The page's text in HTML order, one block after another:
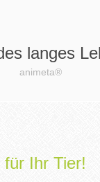
langes
animeta®
Ihr Tier!